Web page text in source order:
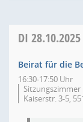
DI 28.10.2025
Beirat für die
16:30-17:50 Uhr
Sitzungszimmer
Kaiserstr. 3-5,